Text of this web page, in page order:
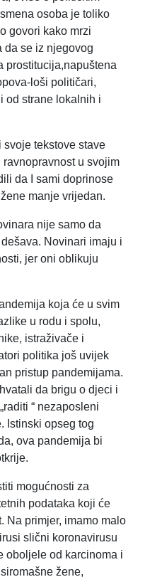
osoba je toliko
govori kako mrzi
da se iz njegovog
prostitucija,napuštena
loši političari,
od strane lokalnih i
svoje tekstove stave
u svojim
da I sami doprinose
manje vrijedan.
nije samo da
Novinari imaju i
jer oni oblikuju
koja će u svim
u rodu i spolu,
istraživače i
politika još uvijek
pristup pandemijama.
da brigu o djeci i
“ nezaposleni
Istinski opseg tog
ova pandemija bi
mogućnosti za
podataka koji će
Na primjer, imamo malo
slični koronavirusu
oboljele od karcinoma i
žene,